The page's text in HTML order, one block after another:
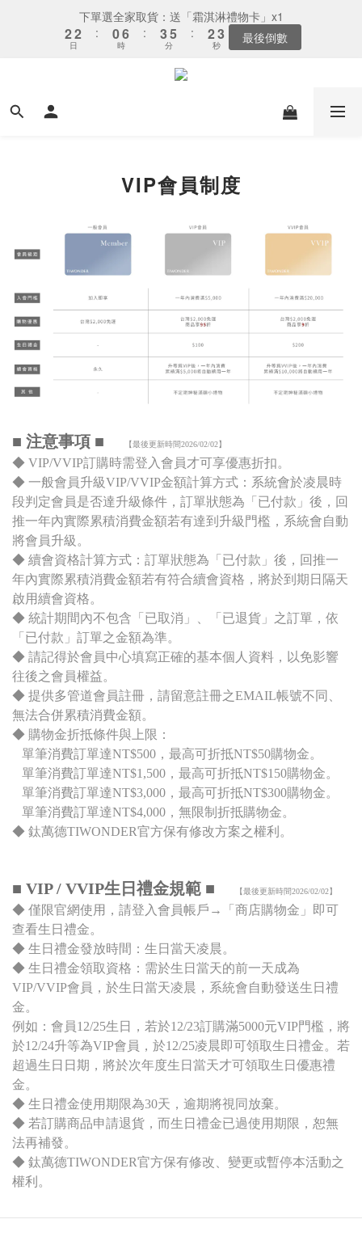
下單選全家取貨：送「霜淇淋禮物卡」x1
2
1
3
2
1
日
:
1
0
7
6
5
時
:
4
3
2
6
5
4
3
2
分
:
3
2
1
4
3
2
秒 最後倒數
VIP會員制度
■ 注意事項 ■ 【最後更新時間2026/02/02】
◆ VIP/VVIP訂購時需登入會員才可享優惠折扣。
◆ 一般會員升級VIP/VVIP金額計算方式：系統會於凌晨時
段判定會員是否達升級條件，訂單狀態為「已付款」後，回
推一年內實際累積消費金額若有達到升級門檻，系統會自動
將會員升級。
◆ 續會資格計算方式：訂單狀態為「已付款」後，回推一
年內實際累積消費金額若有符合續會資格，將於到期日隔天
啟用續會資格。
◆ 統計期間內不包含「已取消」、「已退貨」之訂單，依
「已付款」訂單之金額為準。
◆ 請記得於會員中心填寫正確的基本個人資料，以免影響
往後之會員權益。
◆ 提供多管道會員註冊，請留意註冊之EMAIL帳號不同、
無法合併累積消費金額。
◆ 購物金折抵條件與上限：
單筆消費訂單達NT$500，最高可折抵NT$50購物金。
單筆消費訂單達NT$1,500，最高可折抵NT$150購物金。
單筆消費訂單達NT$3,000，最高可折抵NT$300購物金。
單筆消費訂單達NT$4,000，無限制折抵購物金。
◆ 鈦萬德TIWONDER官方保有修改方案之權利。
■ VIP / VVIP生日禮金規範 ■ 【最後更新時間2026/02/02】
◆ 僅限官網使用，請登入會員帳戶→「商店購物金」即可
查看生日禮金。
◆ 生日禮金發放時間：生日當天凌晨。
◆ 生日禮金領取資格：需於生日當天的前一天成為
VIP/VVIP會員，於生日當天凌晨，系統會自動發送生日禮
金。
例如：會員12/25生日，若於12/23訂購滿5000元VIP門檻，將
於12/24升等為VIP會員，於12/25凌晨即可領取生日禮金。若
超過生日日期，將於次年度生日當天才可領取生日優惠禮
金。
◆ 生日禮金使用期限為30天，逾期將視同放棄。
◆ 若訂購商品申請退貨，而生日禮金已過使用期限，恕無
法再補發。
◆ 鈦萬德TIWONDER官方保有修改、變更或暫停本活動之
權利。